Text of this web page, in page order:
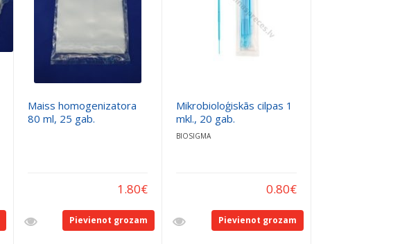
Maiss homogenizatora
80 ml, 25 gab.
1.80€
Pievienot grozam
Mikrobioloģiskās cilpas 1
mkl., 20 gab.
BIOSIGMA
0.80€
Pievienot grozam